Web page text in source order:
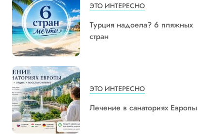
ЭТО ИНТЕРЕСНО
Турция надоела? 6 пляжных
стран
ЭТО ИНТЕРЕСНО
Лечение в санаториях Европы